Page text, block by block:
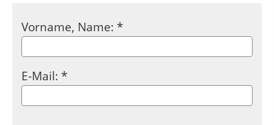
Vorname, Name: *
E-Mail: *